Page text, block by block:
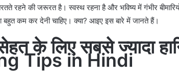
रहने की जरूरत है। स्वस्थ रहना है और भविष्य में गंभीर
बहुत कम कर देनी चाहिए। क्या? आइए इस बारे में जानते हैं।
के लिए सबसे ज्यादा
Tips in Hindi